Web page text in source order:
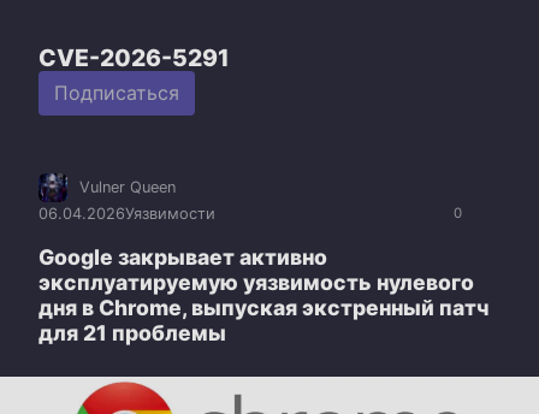
CVE-2026-5291
Подписаться
0
Vulner Queen
06.04.2026Уязвимости
Google закрывает активно
эксплуатируемую уязвимость нулевого
дня в Chrome, выпуская экстренный патч
для 21 проблемы